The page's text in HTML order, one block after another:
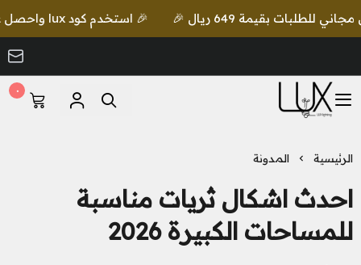
🎉 استخدم كود lux واحصل على خصم إضافي مع شحن مجاني للطلبات بقيمة 649 ريال 🎉
LUX Lighting
٠
الرئيسية المدونة
احدث اشكال ثريات مناسبة
للمساحات الكبيرة 2026